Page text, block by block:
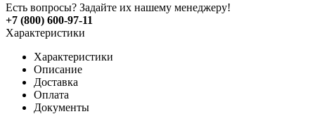
Есть вопросы? Задайте их нашему менеджеру!
+7 (800) 600-97-11
Характеристики
Характеристики
Описание
Доставка
Оплата
Документы